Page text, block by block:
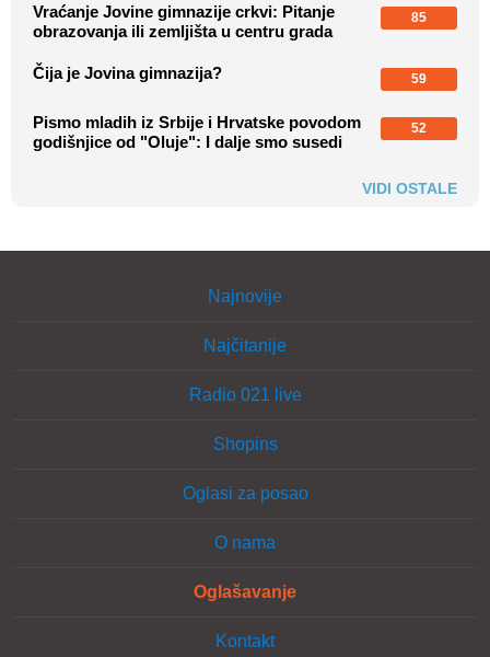
Vraćanje Jovine gimnazije crkvi: Pitanje
obrazovanja ili zemljišta u centru grada
85
Čija je Jovina gimnazija? 59
Pismo mladih iz Srbije i Hrvatske povodom
godišnjice od "Oluje": I dalje smo susedi
52
VIDI OSTALE
Najnovije
Najčitanije
Radio 021 live
Shopins
Oglasi za posao
O nama
Oglašavanje
Kontakt